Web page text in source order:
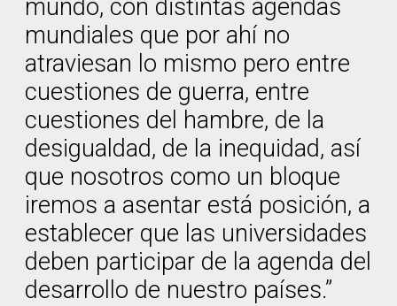
mundo, con distintas agendas
mundiales que por ahí no
atraviesan lo mismo pero entre
cuestiones de guerra, entre
cuestiones del hambre, de la
desigualdad, de la inequidad, así
que nosotros como un bloque
iremos a asentar está posición, a
establecer que las universidades
deben participar de la agenda del
desarrollo de nuestro países.”